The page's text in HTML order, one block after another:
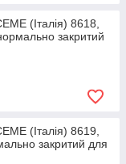
(Італія) 8618,
закритий
(Італія) 8619,
закритий для